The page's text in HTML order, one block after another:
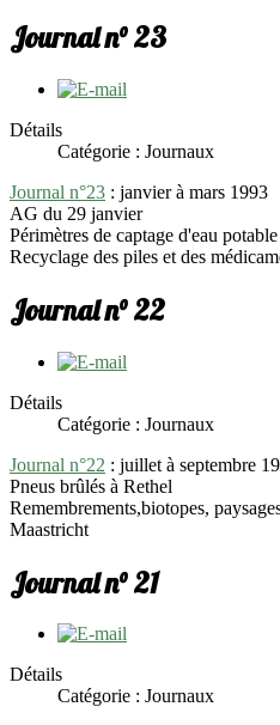
Journal n° 23
Détails
Catégorie : Journaux
Journal n°23 : janvier à mars 1993
AG du 29 janvier
Périmètres de captage d'eau potable
Recyclage des piles et des
Journal n° 22
Détails
Catégorie : Journaux
Journal n°22 : juillet à septembre
Pneus brûlés à Rethel
Remembrements,biotopes,
Maastricht
Journal n° 21
Détails
Catégorie : Journaux